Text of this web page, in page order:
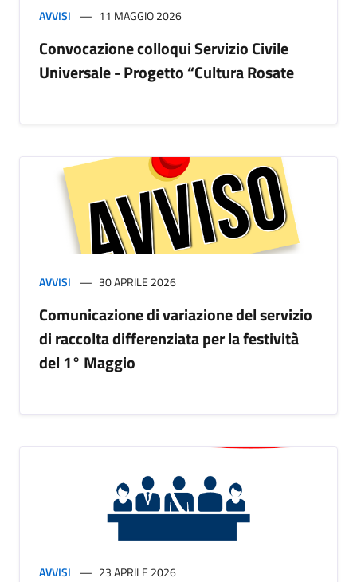
AVVISI 11 MAGGIO 2026
Convocazione colloqui Servizio Civile
Universale - Progetto “Cultura Rosate
AVVISI 30 APRILE 2026
Comunicazione di variazione del servizio
di raccolta differenziata per la festività
del 1° Maggio
AVVISI 23 APRILE 2026